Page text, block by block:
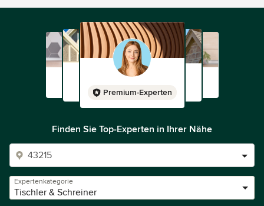
Premium-Experten
Finden Sie Top-Experten in Ihrer Nähe
Expertenkategorie
Tischler & Schreiner